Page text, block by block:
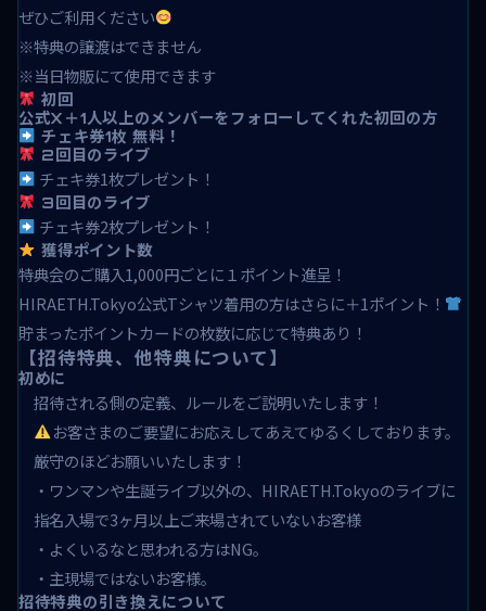
ぜひご利用ください
※特典の譲渡はできません
※当日物販にて使用できます
初回
公式X＋1人以上のメンバーをフォローしてくれた初回の方
チェキ券1枚無料！
2回目のライブ
チェキ券1枚プレゼント！
3回目のライブ
チェキ券2枚プレゼント！
獲得ポイント数
特典会のご購入1,000円ごとに１ポイント進呈！
HIRAETH.Tokyo公式Tシャツ着用の方はさらに＋1ポイント！
貯まったポイントカードの枚数に応じて特典あり！
【招待特典、他特典について】
初めに
招待される側の定義、ルールをご説明いたします！
お客さまのご要望にお応えしてあえてゆるくしております。
厳守のほどお願いいたします！
・ワンマンや生誕ライブ以外の、HIRAETH.Tokyoのライブに
指名入場で3ヶ月以上ご来場されていないお客様
・よくいるなと思われる方はNG。
・主現場ではないお客様。
招待特典の引き換えについて